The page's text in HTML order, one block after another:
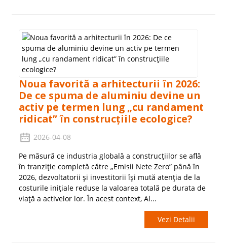
Noua favorită a arhitecturii în 2026:
De ce spuma de aluminiu devine un
activ pe termen lung „cu randament
ridicat” în construcțiile ecologice?
2026-04-08
Pe măsură ce industria globală a construcțiilor se află
în tranziție completă către „Emisii Nete Zero” până în
2026, dezvoltatorii și investitorii își mută atenția de la
costurile inițiale reduse la valoarea totală pe durata de
viață a activelor lor. În acest context, Al...
Vezi Detalii